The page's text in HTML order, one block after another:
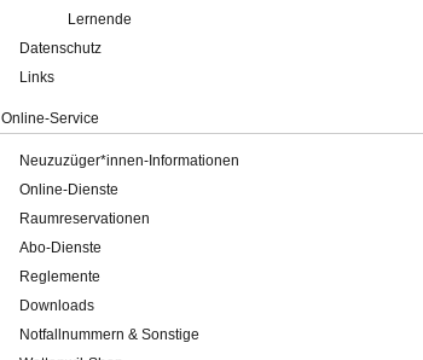
Lernende
Datenschutz
Links
Online-Service
Neuzuzüger*innen-Informationen
Online-Dienste
Raumreservationen
Abo-Dienste
Reglemente
Downloads
Notfallnummern & Sonstige